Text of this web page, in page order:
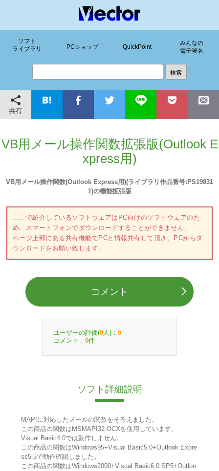
ソフト
ライブラリ
PCショップ QuickPoint
みんなの
電子署名
共有
VB用メール操作関数拡張版(Outlook E
xpress用)
VB用メール操作関数(Outlook Express用)(ライブラリ作品番号:PS19831
1)の機能拡張版
ここで紹介しているソフトウェアはPC向けのソフトウェアのた
め、スマートフォンでダウンロードすることができません。
ページ上部にある共有機能でPCと情報共有して頂き、PCからダ
ウンロードをお願い致します。
コメント
ユーザーの評価(0 人)： 0
コメント： 0件
ソフト詳細説明
MAPIに対応したメールの関数をそろえました。
この商品の関数はMSMAPI32.OCXを使用しています。
Visual Basic4.0では動作しません。
この商品の関数はWindows95+Visual Basic5.0+Outlook Expre
ss5.5で動作確認しました。
この商品の関数はWindows2000+Visual Basic6.0 SP5+Outloo